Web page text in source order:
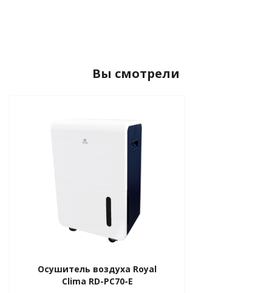
Вы смотрели
Осушитель воздуха Royal
Clima RD-PC70-E